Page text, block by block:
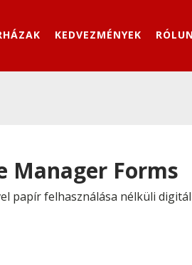
KEDVEZMÉNYEK
Manager Forms
papír felhasználása nélküli